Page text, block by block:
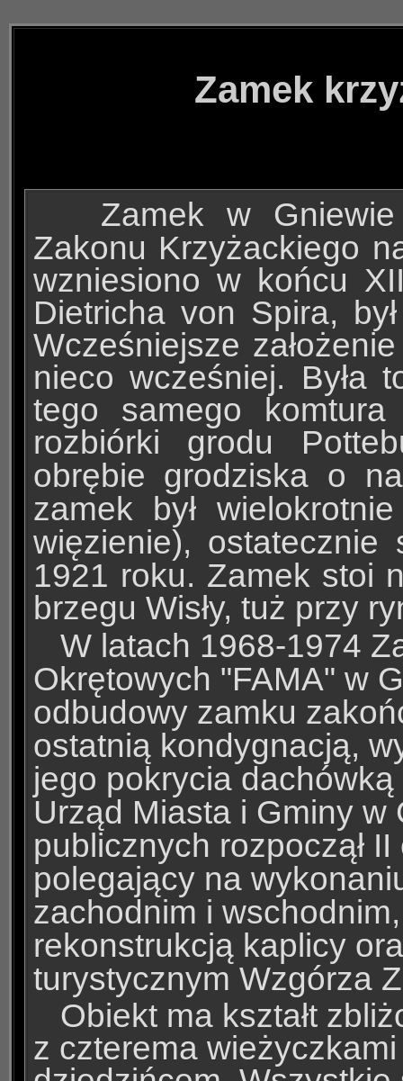
Zamek
Zamek w Gniewie
Zakonu Krzyżackiego
wzniesiono w końcu
Dietricha von Spira,
Wcześniejsze
nieco wcześniej. Była
tego samego
rozbiórki grodu
obrębie grodziska o
zamek był
więzienie), ostatecznie
1921 roku. Zamek stoi
brzegu Wisły, tuż przy
W latach 1968-1974
Okrętowych "FAMA" w
odbudowy zamku
ostatnią kondygnacją,
jego pokrycia
Urząd Miasta i Gminy
publicznych rozpoczął
polegający na
zachodnim i
rekonstrukcją kaplicy
turystycznym Wzgórza
Obiekt ma kształt
z czterema